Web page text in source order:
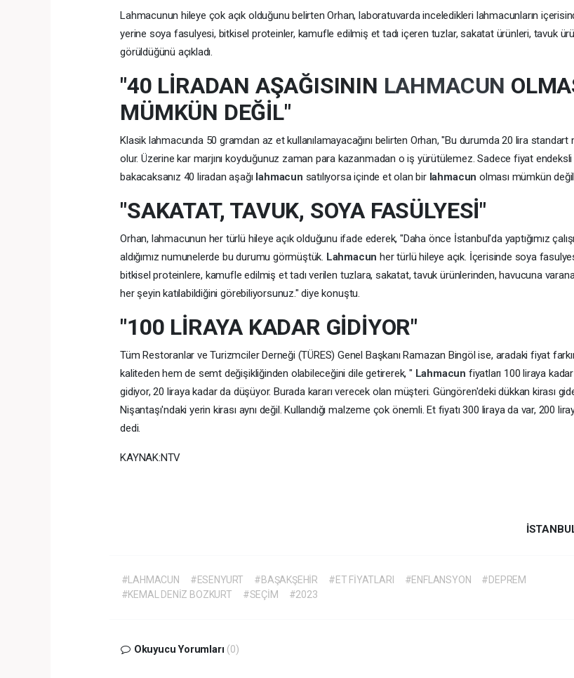
Lahmacunun hileye çok açık olduğunu belirten Orhan, laboratuvarda inceledikleri lahmacunların
yerine soya fasulyesi, bitkisel proteinler, kamufle edilmiş et tadı içeren tuzlar, sakatat ürünleri, tavuk
görüldüğünü açıkladı.
"40 LİRADAN AŞAĞISININ LAHMACUN
MÜMKÜN DEĞİL"
Klasik lahmacunda 50 gramdan az et kullanılamayacağını belirten Orhan, "Bu durumda 20 lira standart
olur. Üzerine kar marjını koyduğunuz zaman para kazanmadan o iş yürütülemez. Sadece fiyat endeksli
bakacaksanız 40 liradan aşağı lahmacun satılıyorsa içinde et olan bir lahmacun olması mümkün
"SAKATAT, TAVUK, SOYA FASÜLYESİ"
Orhan, lahmacunun her türlü hileye açık olduğunu ifade ederek, "Daha önce İstanbul'da yaptığımız
aldığımız numunelerde bu durumu görmüştük. Lahmacunher türlü hileye açık. İçerisinde soya
bitkisel proteinlere, kamufle edilmiş et tadı verilen tuzlara, sakatat, tavuk ürünlerinden, havucuna
her şeyin katılabildiğini görebiliyorsunuz." diye konuştu.
"100 LİRAYA KADAR GİDİYOR"
Tüm Restoranlar ve Turizmciler Derneği (TÜRES) Genel Başkanı Ramazan Bingöl ise, aradaki fiyat
kaliteden hem de semt değişikliğinden olabileceğini dile getirerek, " Lahmacun fiyatları 100 liraya
gidiyor, 20 liraya kadar da düşüyor. Burada kararı verecek olan müşteri. Güngören'deki dükkan kirası
Nişantaşı'ndaki yerin kirası aynı değil. Kullandığı malzeme çok önemli. Et fiyatı 300 liraya da var, 200
dedi.
KAYNAK:NTV
#LAHMACUN #ESENYURT #BAŞAKŞEHİR #ET FİYATLARI #ENFLANSYON
#DEPREM
#KEMAL DENİZ BOZKURT
#SEÇİM #2023
Okuyucu Yorumları (0)